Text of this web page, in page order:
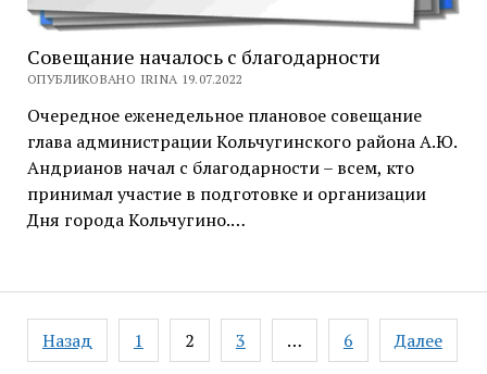
Совещание началось с благодарности
ОПУБЛИКОВАНО IRINA 19.07.2022
Очередное еженедельное плановое совещание
глава администрации Кольчугинского района А.Ю.
Андрианов начал с благодарности – всем, кто
принимал участие в подготовке и организации
Дня города Кольчугино.…
Навигация
по
Назад 1 2 3 … 6 Далее